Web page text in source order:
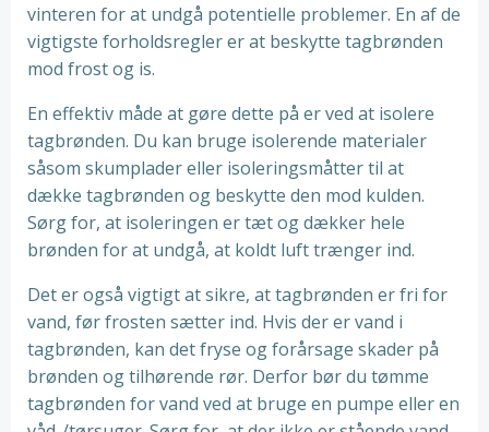
vinteren for at undgå potentielle problemer. En af de
vigtigste forholdsregler er at beskytte tagbrønden
mod frost og is.
En effektiv måde at gøre dette på er ved at isolere
tagbrønden. Du kan bruge isolerende materialer
såsom skumplader eller isoleringsmåtter til at
dække tagbrønden og beskytte den mod kulden.
Sørg for, at isoleringen er tæt og dækker hele
brønden for at undgå, at koldt luft trænger ind.
Det er også vigtigt at sikre, at tagbrønden er fri for
vand, før frosten sætter ind. Hvis der er vand i
tagbrønden, kan det fryse og forårsage skader på
brønden og tilhørende rør. Derfor bør du tømme
tagbrønden for vand ved at bruge en pumpe eller en